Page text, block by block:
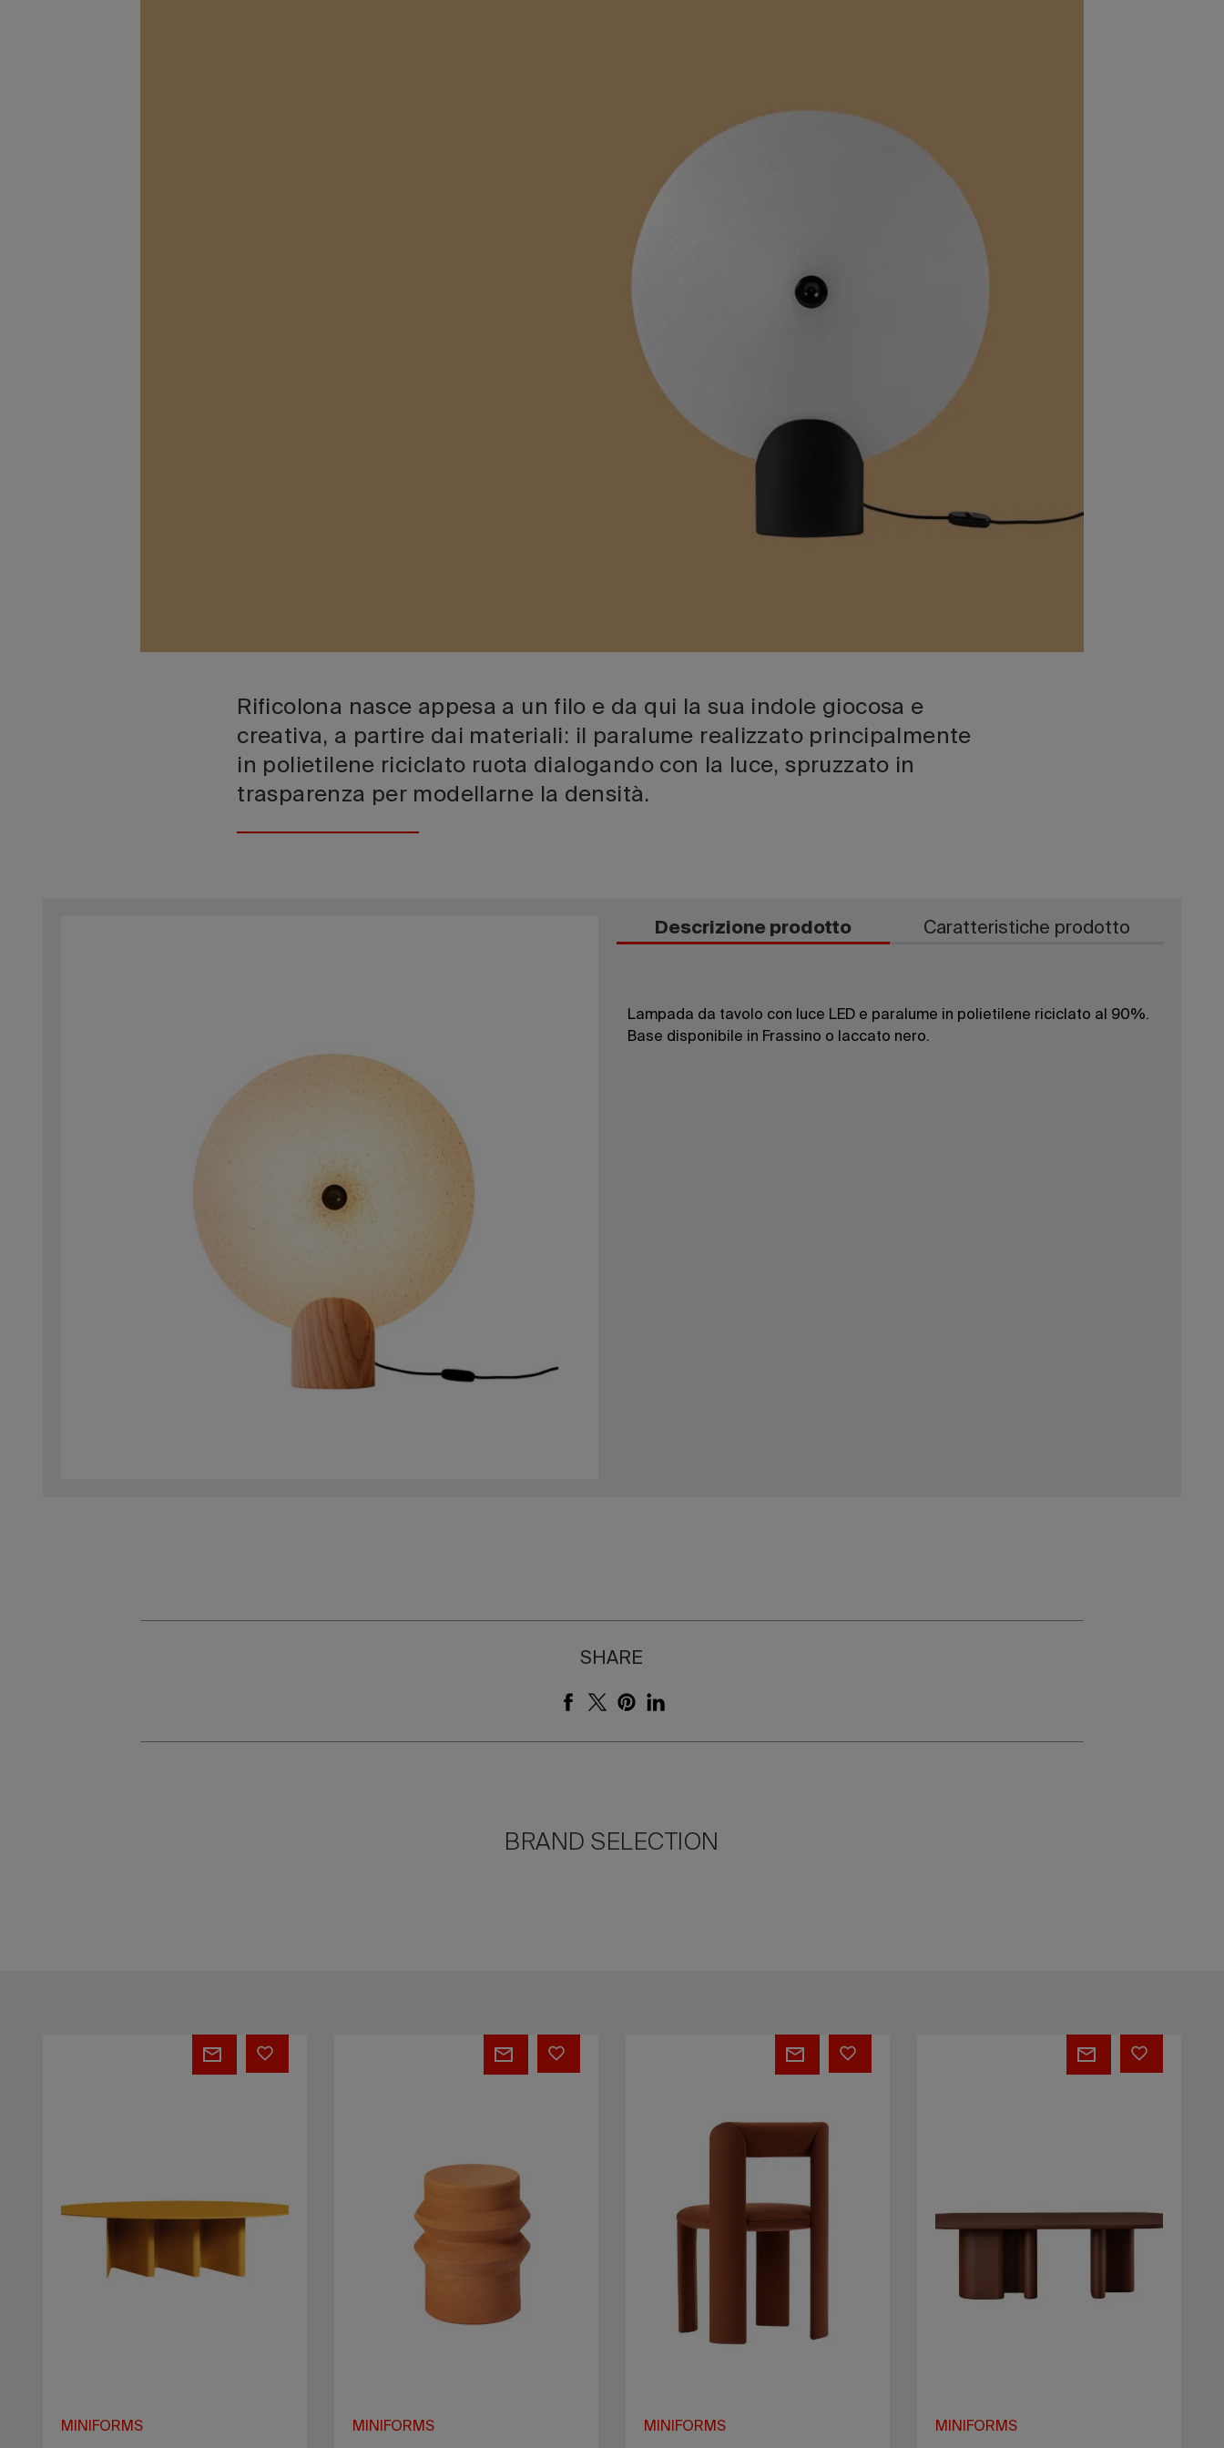
Rificolona nasce appesa a un filo e da qui la sua indole giocosa e
creativa, a partire dai materiali: il paralume realizzato principalmente
in polietilene riciclato ruota dialogando con la luce, spruzzato in
trasparenza per modellarne la densità.
Descrizione prodotto Caratteristiche prodotto
Lampada da tavolo con luce LED e paralume in polietilene riciclato al 90%.
Base disponibile in Frassino o laccato nero.
SHARE
BRAND SELECTION
MINIFORMS MINIFORMS MINIFORMS MINIFORMS